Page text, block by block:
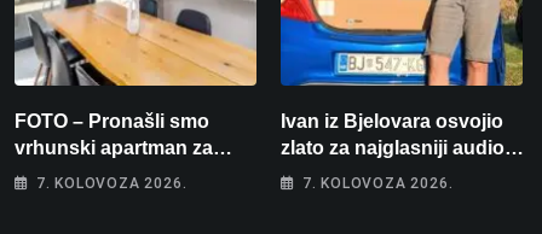
FOTO – Pronašli smo
vrhunski apartman za
odmor: Pogled na more, tri
7. KOLOVOZA 2026.
Ivan iz Bjelovara osvojio
zlato za najglasniji audio
sustav i srušio osobni
7. KOLOVOZA 2026.